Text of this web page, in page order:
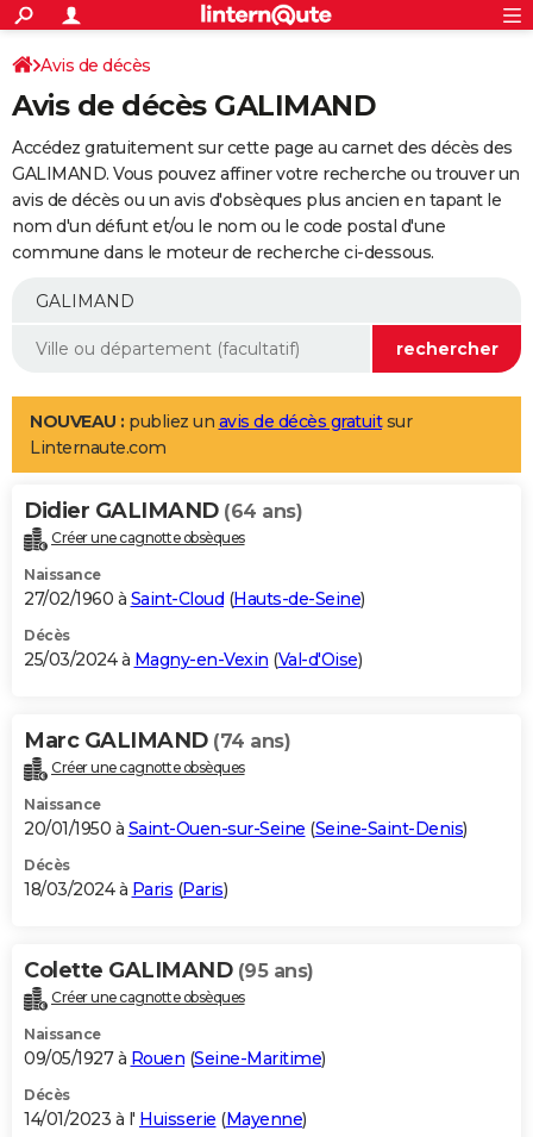
ACTUALITÉS
Politique
Société
Faits Divers
Education
Monde
Villes
+
SPORT
Coupe du monde 2026
Football
Tennis
Cyclisme
Rugby
Forum
Programme TV
TNT
Streaming
Cinéma
Sorties cinéma
Musique
+
FINANCE
Retraite
Epargne
Immobilier
Risques naturels par ville
Banque
Assurance
AUTO
Essais
Réserver un essai
Citadines
Berlines
SUV
Forum auto
+
Mobiles
Meilleur smartphone
Internet
Ordinateurs
Jeux vidéo
Guide high-tech
Aménagement intérieur
LIFESTYLE
Art de vivre
Bien-être
Loisirs
Mode
Modes de vie
Alimentation
Guide de la santé
Maladies
Médicaments
Sommeil
VOYAGE
Destinations
City break
Voyage nature
Voyage de noces
Forum
Climat
+PHOTO
GUIDES D'ACHAT
BONS PLANS
Carte de Noël
Carte Bonne année
Carte Saint-Valentin
Carte Pâques
Carte d'anniversaire
DICTIONNAIRE
Dictionnaire
Biographies
Citations
Expressions
Proverbes
PROGRAMME TV
S'inscrire
Se connecter
Lycées
Collèges
Primaires
Universités
Entreprises
Service militaire
Avis de recherche
AVIS DE DÉCÈS
Bricolage
Lifestyle
Culture
Sport
Auto
Television
Voyage
Cinema
Avis de décès
Avis de décès GALIMAND
Accédez gratuitement sur cette page au carnet des décès des
GALIMAND. Vous pouvez affiner votre recherche ou trouver un
avis de décès ou un avis d'obsèques plus ancien en tapant le
nom d'un défunt et/ou le nom ou le code postal d'une
commune dans le moteur de recherche ci-dessous.
NOUVEAU : publiez un avis de décès gratuitsur
Linternaute.com
Didier GALIMAND (64 ans)
Créer une cagnotte obsèques
Naissance
27/02/1960 à Saint-Cloud (Hauts-de-Seine)
Décès
25/03/2024 à Magny-en-Vexin (Val-d'Oise)
Marc GALIMAND (74 ans)
Créer une cagnotte obsèques
Naissance
20/01/1950 à Saint-Ouen-sur-Seine (Seine-Saint-Denis)
Décès
18/03/2024 à Paris (Paris)
Colette GALIMAND (95 ans)
Créer une cagnotte obsèques
Naissance
09/05/1927 à Rouen (Seine-Maritime)
Décès
14/01/2023 à l' Huisserie (Mayenne)